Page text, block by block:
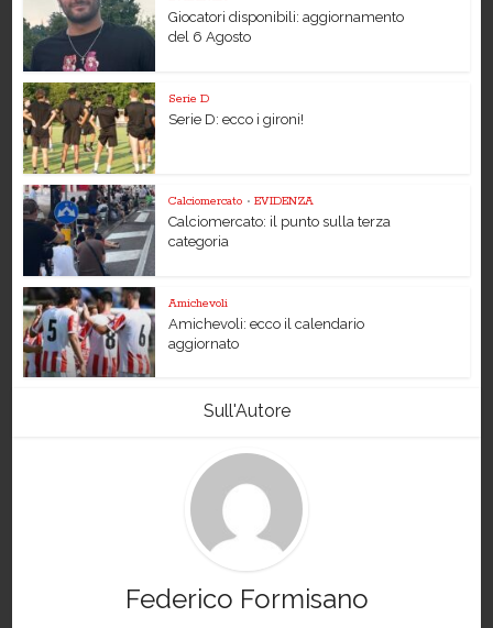
Giocatori disponibili: aggiornamento
del 6 Agosto
Serie D
Serie D: ecco i gironi!
Calciomercato • EVIDENZA
Calciomercato: il punto sulla terza
categoria
Amichevoli
Amichevoli: ecco il calendario
aggiornato
Sull'Autore
Federico Formisano